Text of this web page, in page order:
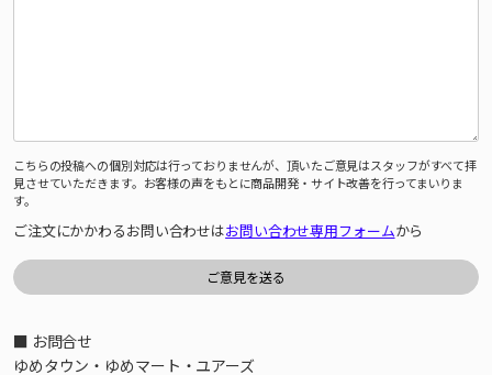
こちらの投稿への個別対応は行っておりませんが、頂いたご意見はスタッフがすべて拝
見させていただきます。お客様の声をもとに商品開発・サイト改善を行ってまいりま
す。
ご注文にかかわるお問い合わせはお問い合わせ専用フォームから
■ お問合せ
ゆめタウン・ゆめマート・ユアーズ